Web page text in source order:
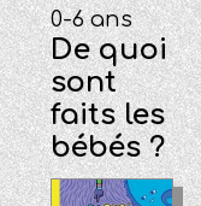
0-6 ans
De quoi
sont
faits les
bébés ?